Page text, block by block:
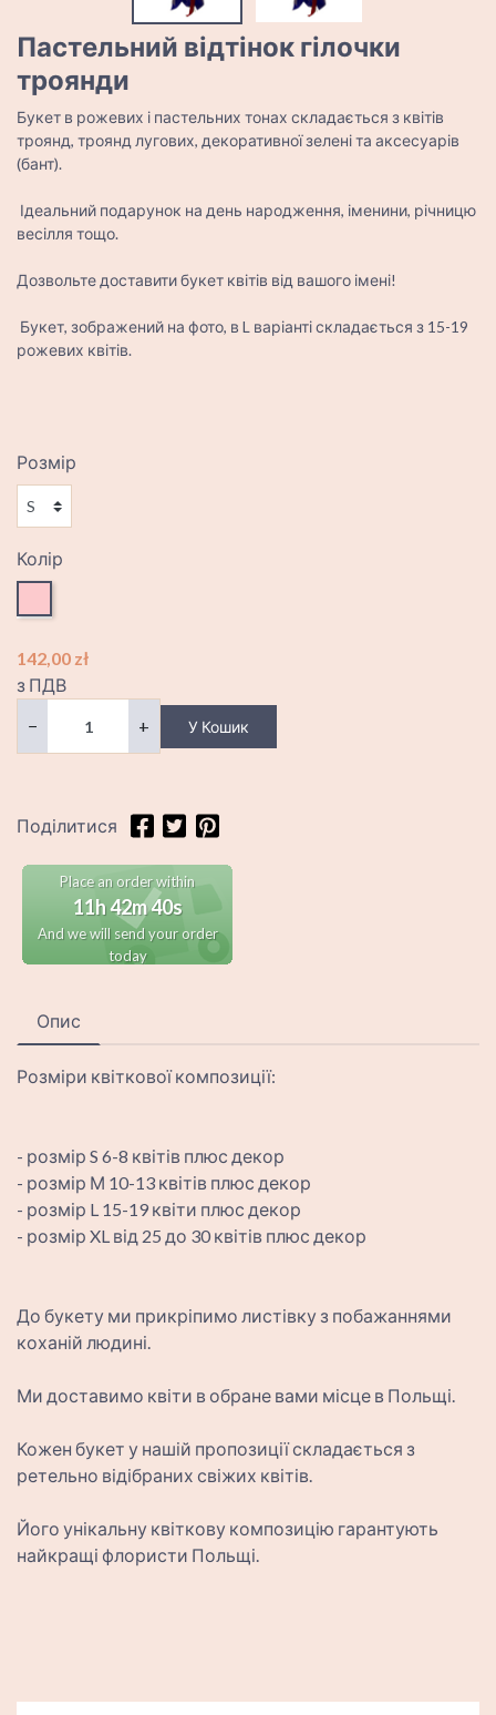
Пастельний відтінок гілочки
троянди
Букет в рожевих і пастельних тонах складається з квітів
троянд, троянд лугових, декоративної зелені та аксесуарів
(бант).
Ідеальний подарунок на день народження, іменини, річницю
весілля тощо.
Дозвольте доставити букет квітів від вашого імені!
Букет, зображений на фото, в L варіанті складається з 15-19
рожевих квітів.
Розмір
Колір
142,00 zł
з ПДВ
−
+ У Кошик
Поділитися
Place an order within
11h 42m 39s
And we will send your order
today
Опис
Розміри квіткової композиції:
- розмір S 6-8 квітів плюс декор
- розмір М 10-13 квітів плюс декор
- розмір L 15-19 квіти плюс декор
- розмір XL від 25 до 30 квітів плюс декор
До букету ми прикріпимо листівку з побажаннями
коханій людині.
Ми доставимо квіти в обране вами місце в Польщі.
Кожен букет у нашій пропозиції складається з
ретельно відібраних свіжих квітів.
Його унікальну квіткову композицію гарантують
найкращі флористи Польщі.